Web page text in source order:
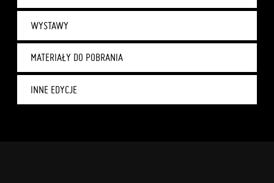
WYSTAWY
MATERIAŁY DO POBRANIA
INNE EDYCJE